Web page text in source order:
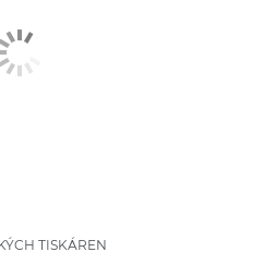
TISKÁREN